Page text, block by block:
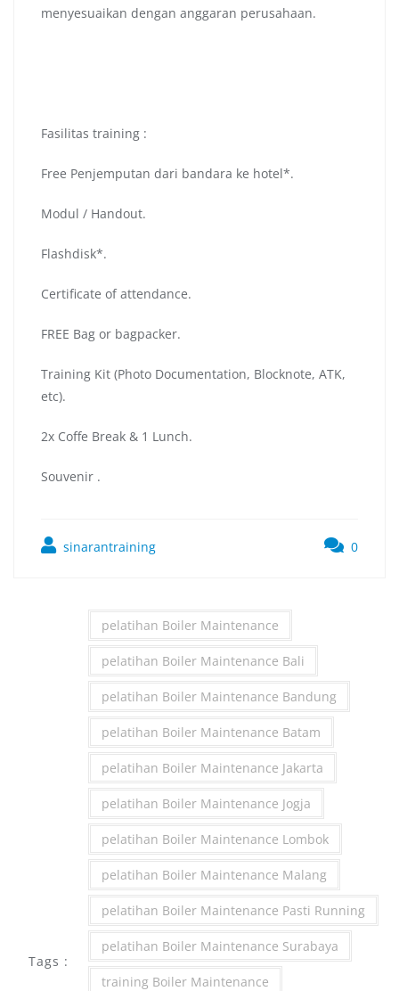
menyesuaikan dengan anggaran perusahaan.
Fasilitas training :
Free Penjemputan dari bandara ke hotel*.
Modul / Handout.
Flashdisk*.
Certificate of attendance.
FREE Bag or bagpacker.
Training Kit (Photo Documentation, Blocknote, ATK,
etc).
2x Coffe Break & 1 Lunch.
Souvenir .
sinarantraining 0
Tags :
pelatihan Boiler Maintenance
pelatihan Boiler Maintenance Bali
pelatihan Boiler Maintenance Bandung
pelatihan Boiler Maintenance Batam
pelatihan Boiler Maintenance Jakarta
pelatihan Boiler Maintenance Jogja
pelatihan Boiler Maintenance Lombok
pelatihan Boiler Maintenance Malang
pelatihan Boiler Maintenance Pasti Running
pelatihan Boiler Maintenance Surabaya
training Boiler Maintenance